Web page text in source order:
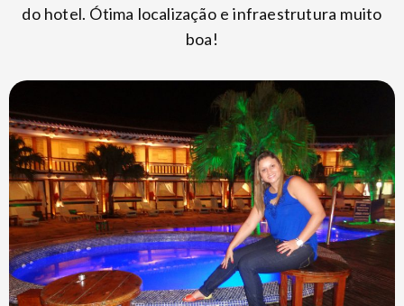
do hotel. Ótima localização e infraestrutura muito
boa!